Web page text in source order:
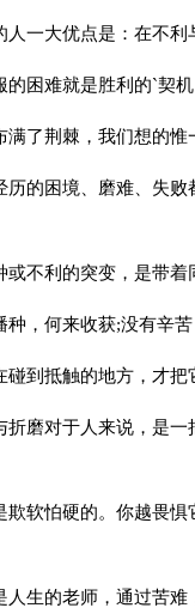
一大优点是：在不利
困难就是胜利的`契
了荆棘，我们想的惟
困境、磨难、失败
不利的突变，是带着
，何来收获;没有辛苦
到抵触的地方，才把
对于人来说，是一
软怕硬的。你越畏惧
生的老师，通过苦难